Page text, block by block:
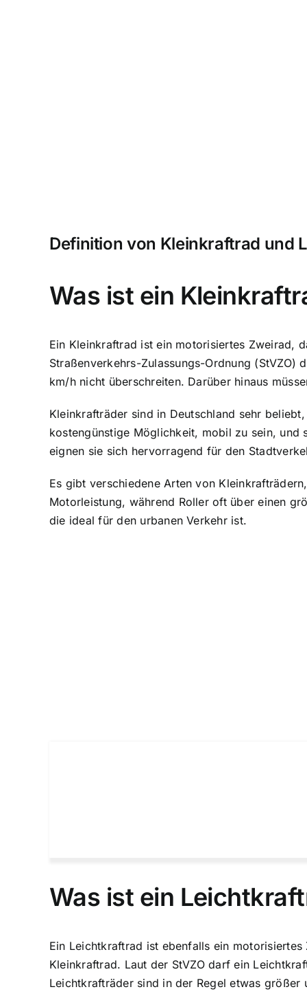
Definition von Kleinkraftrad und
Was ist ein
Ein Kleinkraftrad ist ein motorisiertes Zweirad,
Straßenverkehrs-Zulassungs-Ordnung (StVZO)
km/h nicht überschreiten. Darüber hinaus
Kleinkrafträder sind in Deutschland sehr beliebt
kostengünstige Möglichkeit, mobil zu sein,
eignen sie sich hervorragend für den
Es gibt verschiedene Arten von
Motorleistung, während Roller oft über einen
die ideal für den urbanen Verkehr ist.
Was ist ein
Ein Leichtkraftrad ist ebenfalls ein
Kleinkraftrad. Laut der StVZO darf ein
Leichtkrafträder sind in der Regel etwas größer